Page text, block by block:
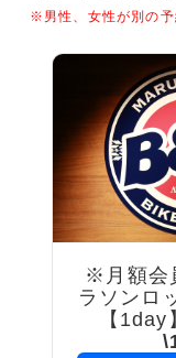
※男性、女性が別の予
※月額会
ラソンロ
【